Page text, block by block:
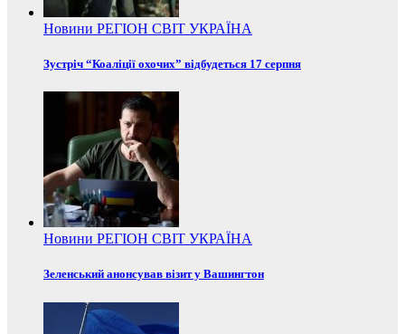
Новини РЕГІОН СВІТ УКРАЇНА
Зустріч “Коаліції охочих” відбудеться 17 серпня
Новини РЕГІОН СВІТ УКРАЇНА
Зеленський анонсував візит у Вашингтон